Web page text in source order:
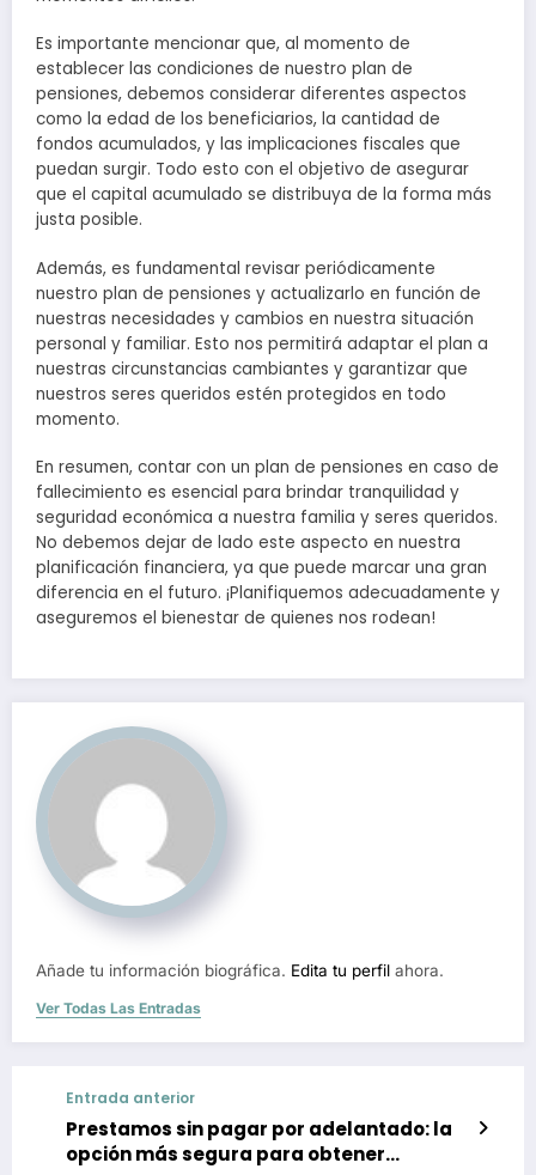
Es importante mencionar que, al momento de
establecer las condiciones de nuestro plan de
pensiones, debemos considerar diferentes aspectos
como la edad de los beneficiarios, la cantidad de
fondos acumulados, y las implicaciones fiscales que
puedan surgir. Todo esto con el objetivo de asegurar
que el capital acumulado se distribuya de la forma más
justa posible.
Además, es fundamental revisar periódicamente
nuestro plan de pensiones y actualizarlo en función de
nuestras necesidades y cambios en nuestra situación
personal y familiar. Esto nos permitirá adaptar el plan a
nuestras circunstancias cambiantes y garantizar que
nuestros seres queridos estén protegidos en todo
momento.
En resumen, contar con un plan de pensiones en caso de
fallecimiento es esencial para brindar tranquilidad y
seguridad económica a nuestra familia y seres queridos.
No debemos dejar de lado este aspecto en nuestra
planificación financiera, ya que puede marcar una gran
diferencia en el futuro. ¡Planifiquemos adecuadamente y
aseguremos el bienestar de quienes nos rodean!
Añade tu información biográfica. Edita tu perfil ahora.
Ver Todas Las Entradas
Entrada anterior
Prestamos sin pagar por adelantado: la
opción más segura para obtener